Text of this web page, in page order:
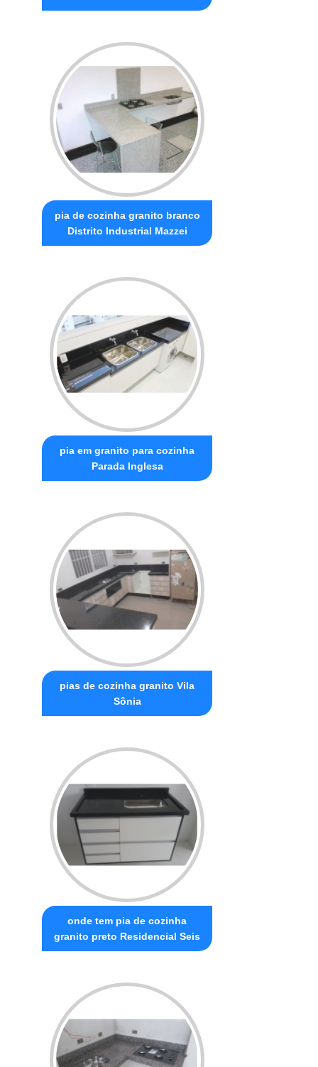
pia de cozinha granito branco
Distrito Industrial Mazzei
pia em granito para cozinha
Parada Inglesa
pias de cozinha granito Vila
Sônia
onde tem pia de cozinha
granito preto Residencial Seis